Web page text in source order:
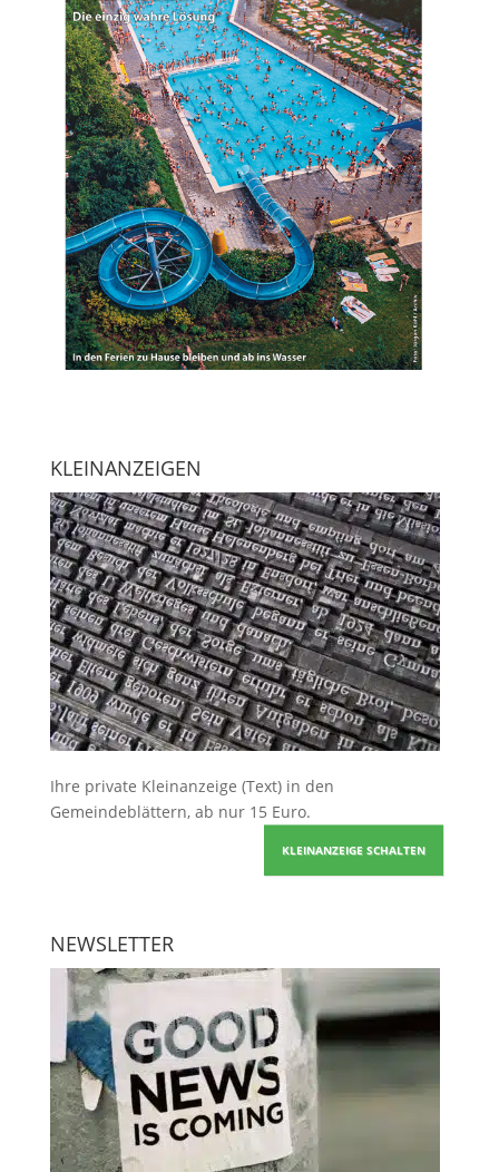
KLEINANZEIGEN
Ihre private Kleinanzeige (Text) in den
Gemeindeblättern, ab nur 15 Euro.
KLEINANZEIGE SCHALTEN
NEWSLETTER